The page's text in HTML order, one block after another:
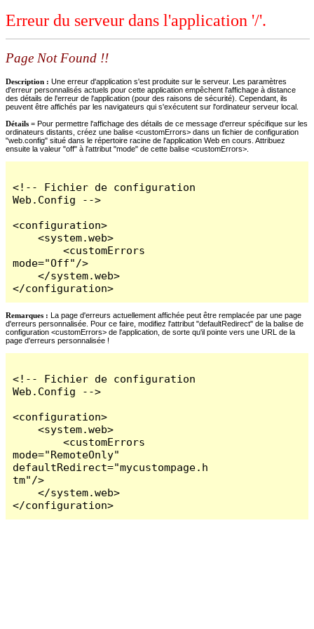
Erreur du serveur dans l'application '/'.
Page Not Found !!
Description : Une erreur d'application s'est produite sur le serveur. Les paramètres
d'erreur personnalisés actuels pour cette application empêchent l'affichage à distance
des détails de l'erreur de l'application (pour des raisons de sécurité). Cependant, ils
peuvent être affichés par les navigateurs qui s'exécutent sur l'ordinateur serveur local.
Détails = Pour permettre l'affichage des détails de ce message d'erreur spécifique sur les
ordinateurs distants, créez une balise <customErrors> dans un fichier de configuration
"web.config" situé dans le répertoire racine de l'application Web en cours. Attribuez
ensuite la valeur "off" à l'attribut "mode" de cette balise <customErrors>.
<!-- Fichier de configuration
Web.Config -->
<configuration>
    <system.web>
        <customErrors
mode="Off"/>
    </system.web>
</configuration>
Remarques : La page d'erreurs actuellement affichée peut être remplacée par une page
d'erreurs personnalisée. Pour ce faire, modifiez l'attribut "defaultRedirect" de la balise de
configuration <customErrors> de l'application, de sorte qu'il pointe vers une URL de la
page d'erreurs personnalisée !
<!-- Fichier de configuration
Web.Config -->
<configuration>
    <system.web>
        <customErrors
mode="RemoteOnly"
defaultRedirect="mycustompage.h
tm"/>
    </system.web>
</configuration>